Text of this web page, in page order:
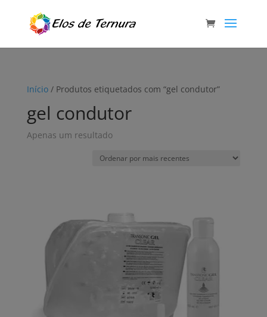
Início/ Produtos etiquetados com “gel condutor”
gel condutor
Apenas um resultado